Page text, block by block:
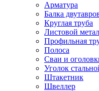
Арматура
Балка
Круглая труба
Листовой
Профильная
Полоса
Сваи и
Уголок
Штакетник
Швеллер